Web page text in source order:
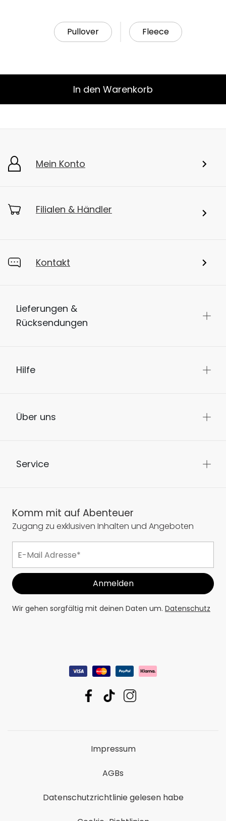
Pullover Fleece
In den Warenkorb
Mein Konto
Filialen & Händler
Kontakt
Lieferungen &
Rücksendungen
Hilfe
Über uns
Service
Komm mit auf Abenteuer
Zugang zu exklusiven Inhalten und Angeboten
Wir gehen sorgfältig mit deinen Daten um. Datenschutz
Impressum
AGBs
Datenschutzrichtlinie gelesen habe